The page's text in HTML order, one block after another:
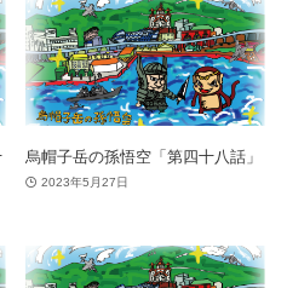
烏帽子岳の孫悟空「第四十八話」
2023年5月27日